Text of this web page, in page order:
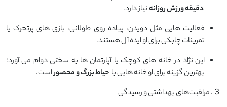
دقیقه ورزش روزانهنیاز دارد.
فعالیت ‌هایی مثل دویدن، پیاده ‌روی طولانی، بازی‌ های پرتحرک یا
تمرینات چابکی برای او ایده ‌آل هستند.
این نژاد در خانه‌ های کوچک یا آپارتمان ‌ها به سختی دوام می ‌آورد؛
بهترین گزینه برای او خانه ‌هایی با حیاط بزرگ و محصوراست.
３. مراقبت‌های بهداشتی و رسیدگی